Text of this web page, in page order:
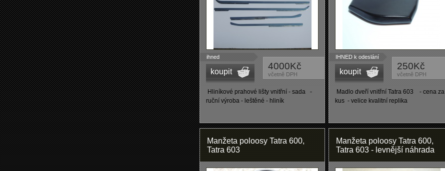
4000Kč
včetně DPH
ihned
koupit
Hliníkové prahové lišty vnitřní - sada -
ruční výroba - leštěné - hliník
250Kč
včetně DPH
IHNED k odeslání
koupit
Madlo dveří vnitřní Tatra 603 - cena za
kus - velice kvalitní replika
Manžeta poloosy Tatra 600,
Tatra 603
Manžeta poloosy Tatra 600,
Tatra 603 - levnější náhrada